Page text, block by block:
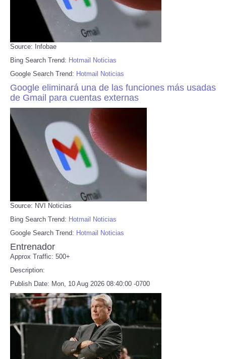
Source: Infobae
Bing Search Trend: Hotmail Noticias
Google Search Trend: Hotmail Noticias
Google eliminará una de las funciones más usadas
de Gmail para cuentas externas
Source: NVI Noticias
Bing Search Trend: Hotmail Noticias
Google Search Trend: Hotmail Noticias
Entrenador
Approx Traffic: 500+
Description:
Publish Date: Mon, 10 Aug 2026 08:40:00 -0700